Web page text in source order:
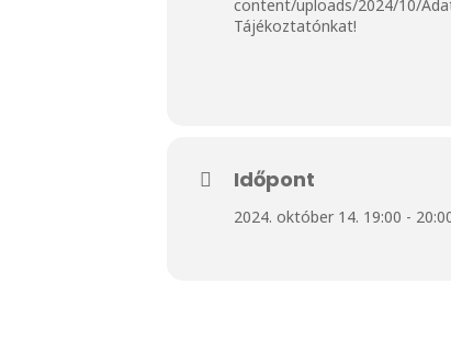
content/uploads/2024/10/
Tájékoztatónkat!
Időpont
2024. október 14. 19:00 -